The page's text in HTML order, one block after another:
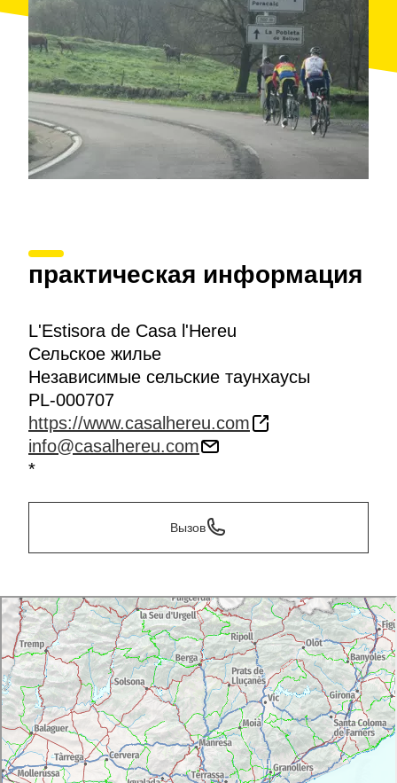
практическая информация
L'Estisora de Casa l'Hereu
Сельское жилье
Независимые сельские таунхаусы
PL-000707
https://www.casalhereu.com
info@casalhereu.com
*
Вызов